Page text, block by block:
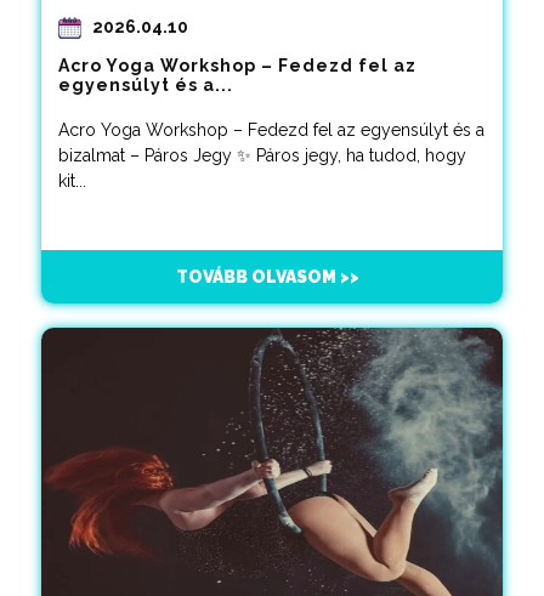
2026.04.10
Acro Yoga Workshop – Fedezd fel az
egyensúlyt és a...
Acro Yoga Workshop – Fedezd fel az egyensúlyt és a
bizalmat – Páros Jegy ✨ Páros jegy, ha tudod, hogy
kit...
TOVÁBB OLVASOM >>